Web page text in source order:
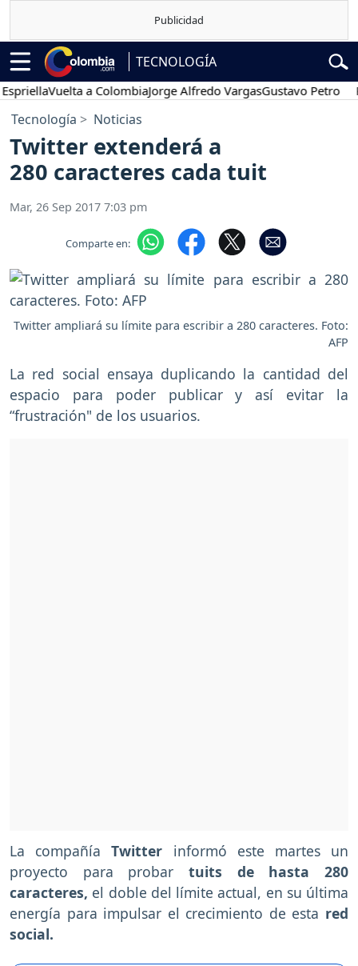
TECNOLOGÍA
Vuelta a ColombiaJorge Alfredo VargasGustavo Petro
Tecnología Noticias
Twitter extenderá a
280 caracteres cada tuit
Mar, 26 Sep 2017 7:03 pm
Comparte en:
Twitter ampliará su límite para escribir a 280 caracteres. Foto:
AFP
La red social ensaya duplicando la cantidad del
espacio para poder publicar y así evitar la
“frustración" de los usuarios.
La compañíaTwitter informó este martes un
proyecto para probar tuits de hasta 280
caracteres, el doble del límite actual, en su última
energía para impulsar el crecimiento de esta red
social.